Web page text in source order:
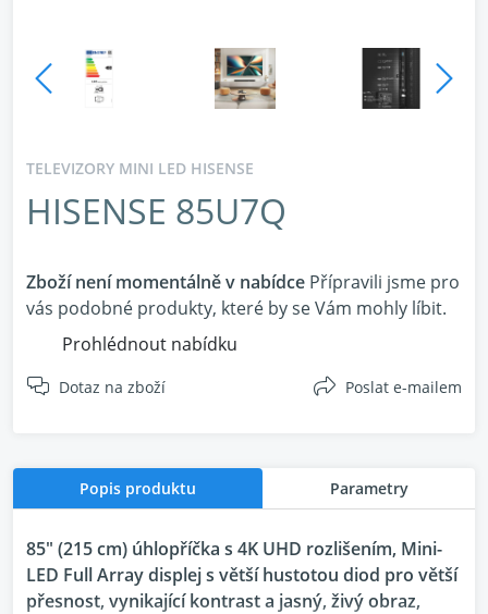
TELEVIZORY MINI LED HISENSE
HISENSE 85U7Q
Zboží není momentálně v nabídce Přípravili jsme pro
vás podobné produkty, které by se Vám mohly líbit.
Prohlédnout nabídku
Dotaz na zboží Poslat e-mailem
Popis produktu Parametry
85" (215 cm) úhlopříčka s 4K UHD rozlišením, Mini-
LED Full Array displej s větší hustotou diod pro větší
přesnost, vynikající kontrast a jasný, živý obraz,